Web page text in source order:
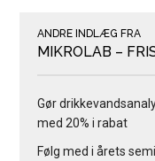
ANDRE INDLÆG FRA
MIKROLAB –
Gør
med 20% i rabat
Følg med i årets